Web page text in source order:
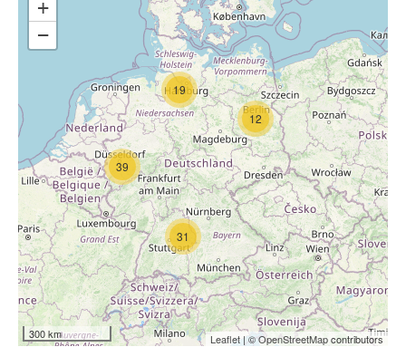
19
12
31
39
+
−
300 km Leaflet | ©OpenStreetMapcontributors